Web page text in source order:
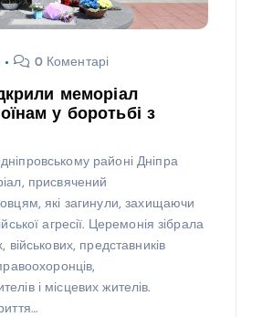
0 Коментарі
меморіал
у боротьбі з
районі Дніпра
присвячений
які загинули, захищаючи
агресії. Церемонія зібрала
військових, представників
і місцевих жителів.